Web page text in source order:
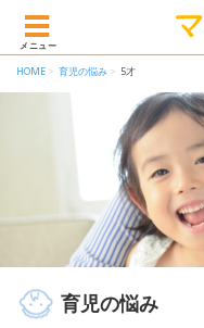
メニュー
HOME 育児の悩み 5才
育児の悩み